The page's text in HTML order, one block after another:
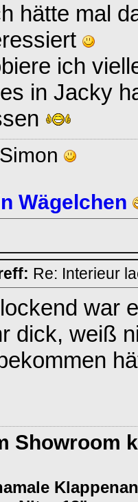
hätte mal
ich
in Jacky
Wägelchen
Re: Interieur
war
dick, weiß
Showroom